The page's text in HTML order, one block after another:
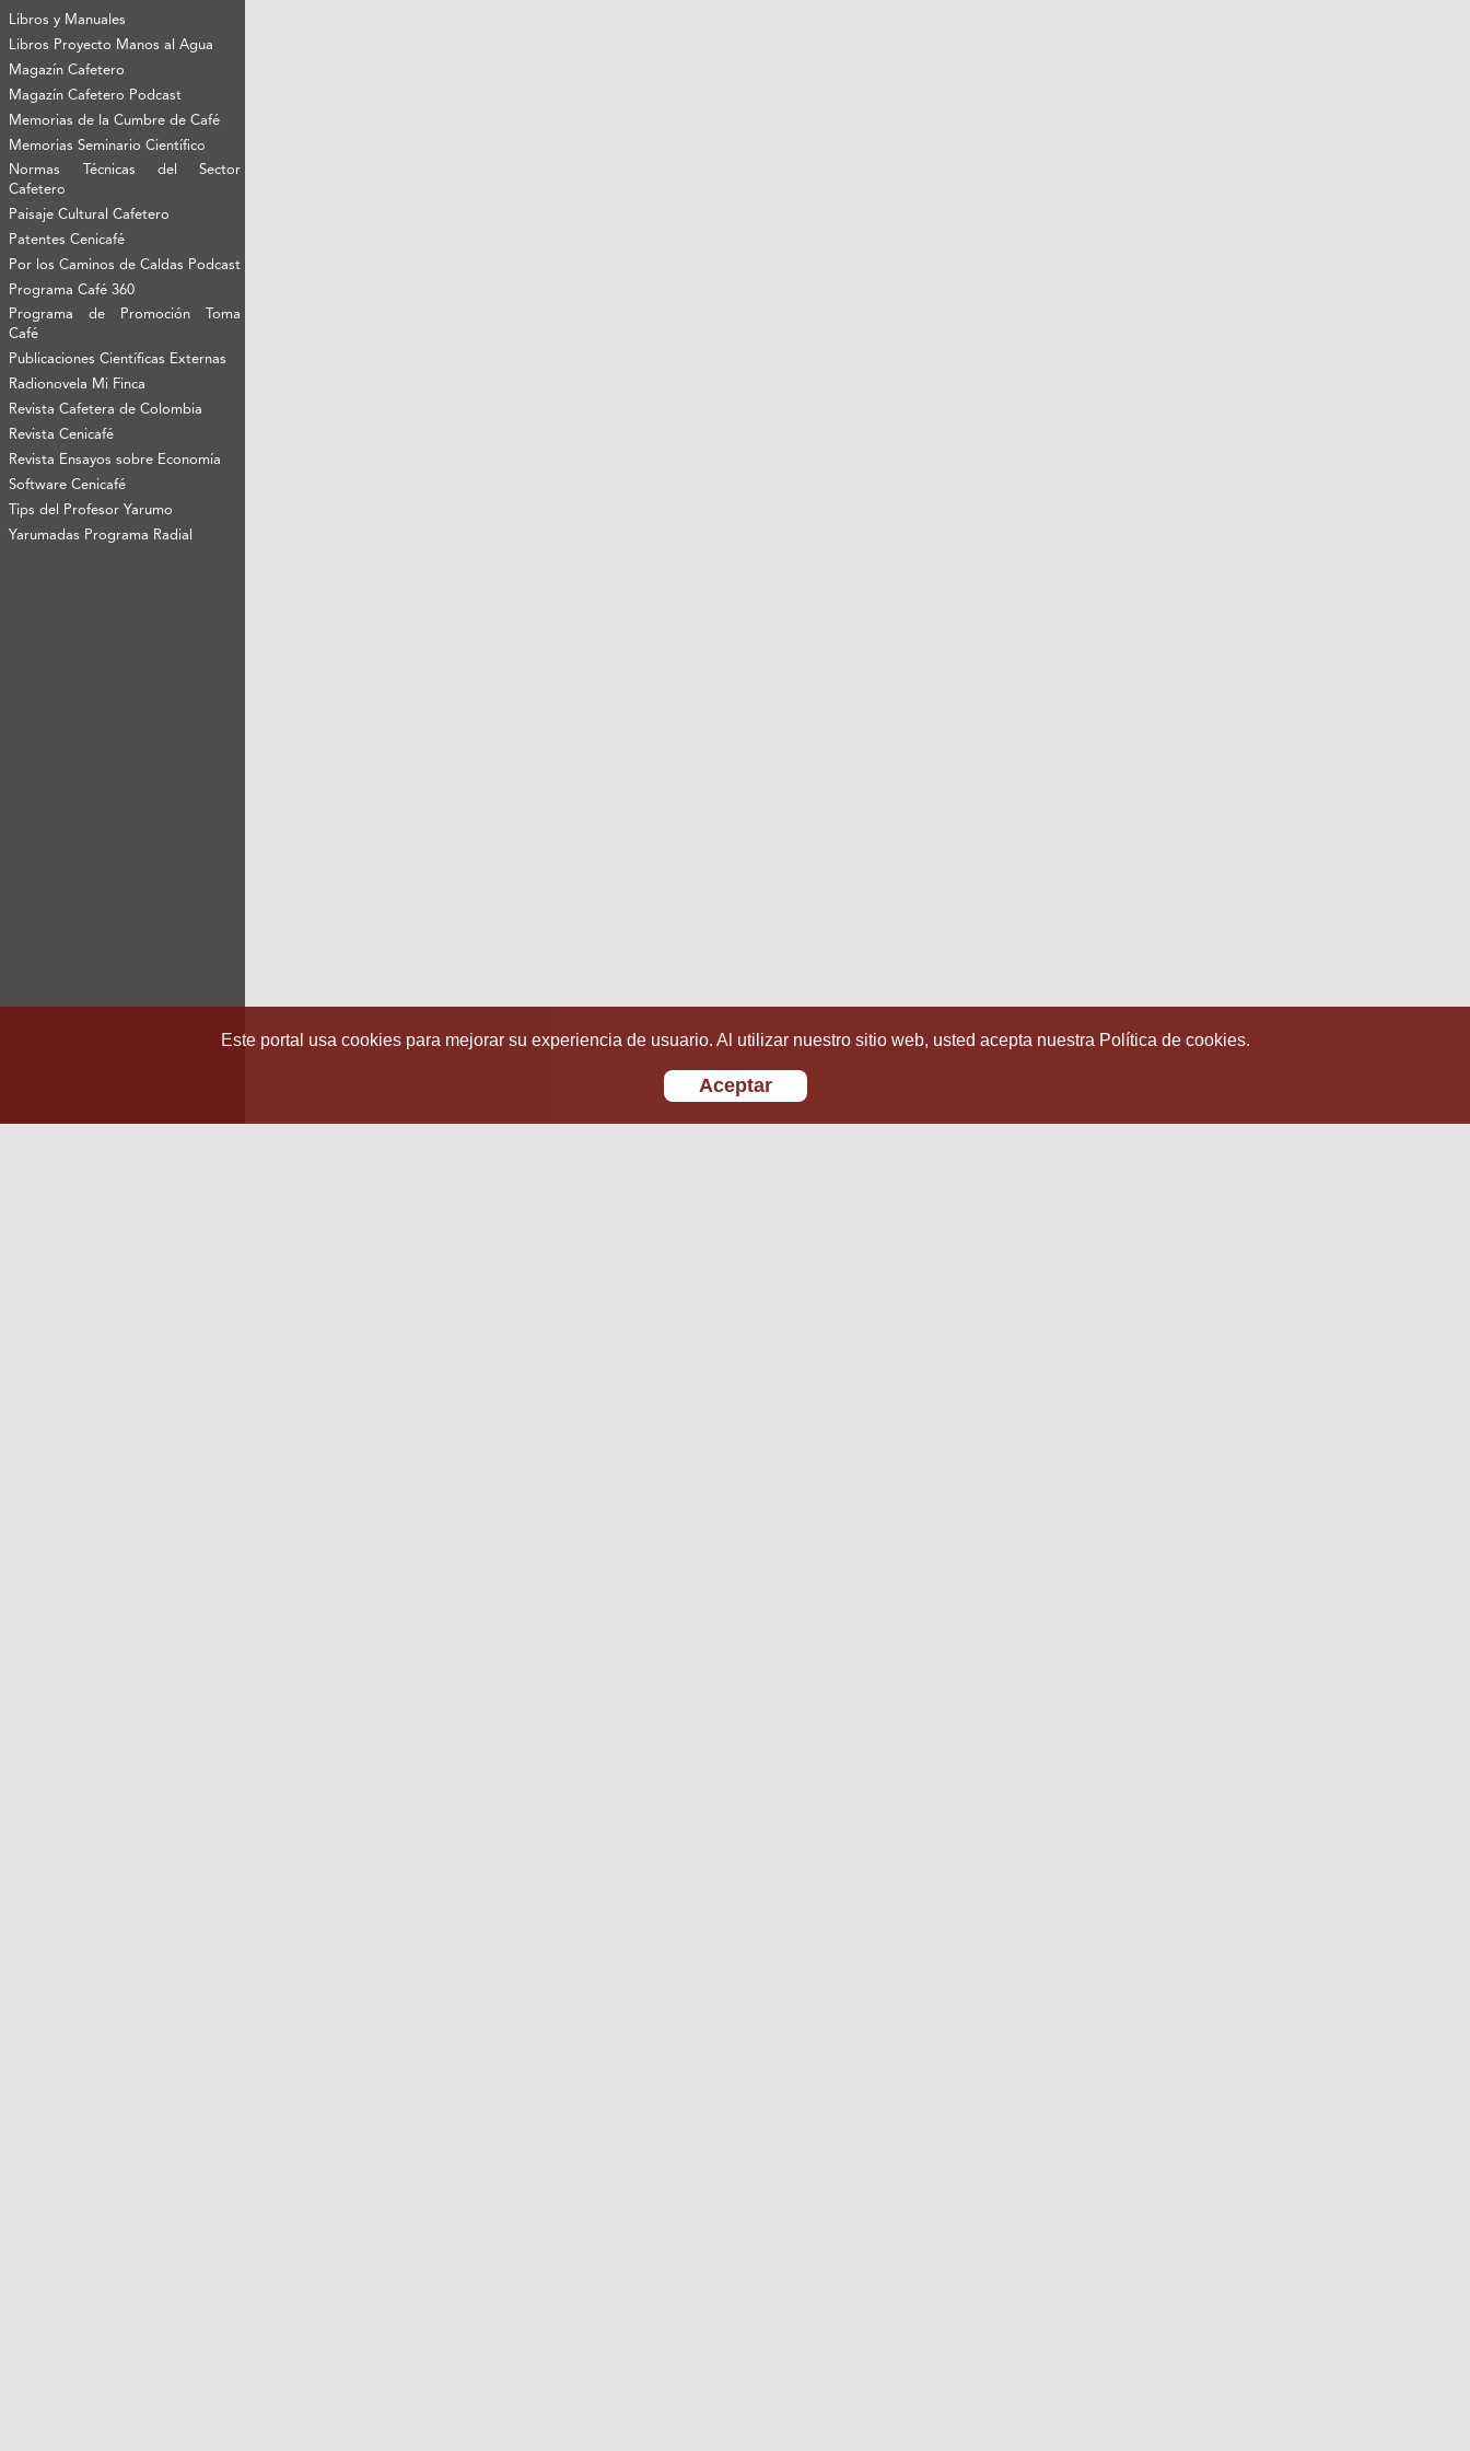
Libros y Manuales
Libros Proyecto Manos al Agua
Magazín Cafetero
Magazín Cafetero Podcast
Memorias de la Cumbre de Café
Memorias Seminario Científico
Normas Técnicas del Sector
Cafetero
Paisaje Cultural Cafetero
Patentes Cenicafé
Por los Caminos de Caldas Podcast
Programa Café 360
Programa de Promoción Toma
Café
Publicaciones Científicas Externas
Radionovela Mi Finca
Revista Cafetera de Colombia
Revista Cenicafé
Revista Ensayos sobre Economía
Software Cenicafé
Tips del Profesor Yarumo
Yarumadas Programa Radial
Este portal usa cookies para mejorar su experiencia de usuario. Al utilizar nuestro sitio web, usted acepta nuestra Política de cookies.
Aceptar